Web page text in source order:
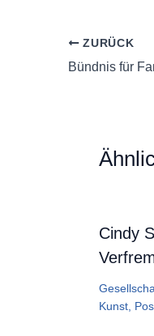
ZURÜCK
Bündnis für
Cindy
Kunst